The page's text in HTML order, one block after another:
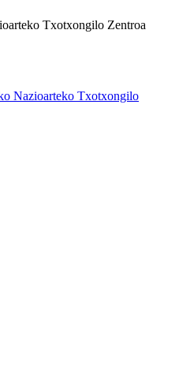
Txotxongilo Zentroa
Nazioarteko Txotxongilo